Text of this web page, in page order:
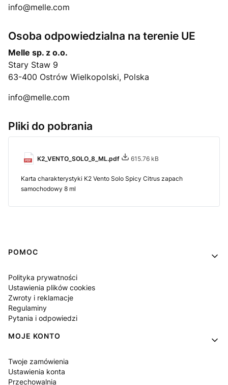
info@melle.com
Osoba odpowiedzialna na terenie UE
Melle sp. z o.o.
Stary Staw 9
63-400 Ostrów Wielkopolski, Polska
info@melle.com
Pliki do pobrania
K2_VENTO_SOLO_8_ML.pdf 615.76 kB
Karta charakterystyki K2 Vento Solo Spicy Citrus zapach
samochodowy 8 ml
Linki w stopce
POMOC
Polityka prywatności
Ustawienia plików cookies
Zwroty i reklamacje
Regulaminy
Pytania i odpowiedzi
MOJE KONTO
Twoje zamówienia
Ustawienia konta
Przechowalnia